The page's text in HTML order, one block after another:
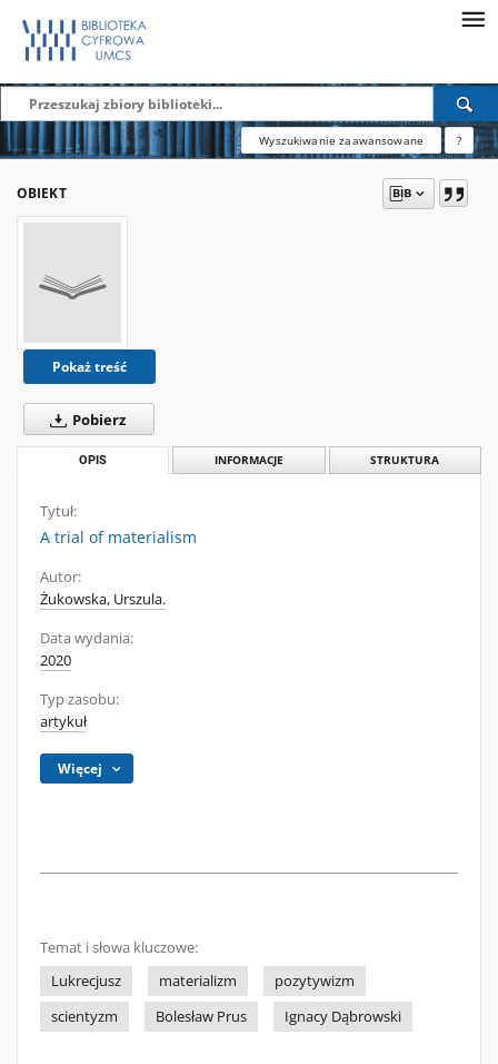
Wyszukiwanie zaawansowane ?
OBIEKT
Pokaż treść
Pobierz
OPIS INFORMACJE STRUKTURA
Tytuł:
A trial of materialism
Autor:
Żukowska, Urszula.
Data wydania:
2020
Typ zasobu:
artykuł
Więcej
Temat i słowa kluczowe:
Lukrecjusz
materializm
pozytywizm
scientyzm
Bolesław Prus Ignacy Dąbrowski